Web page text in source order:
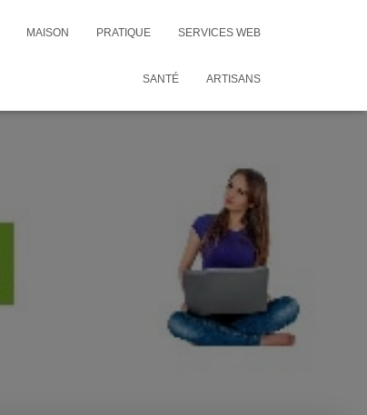
MAISON PRATIQUE SERVICES WEB
SANTÉ ARTISANS